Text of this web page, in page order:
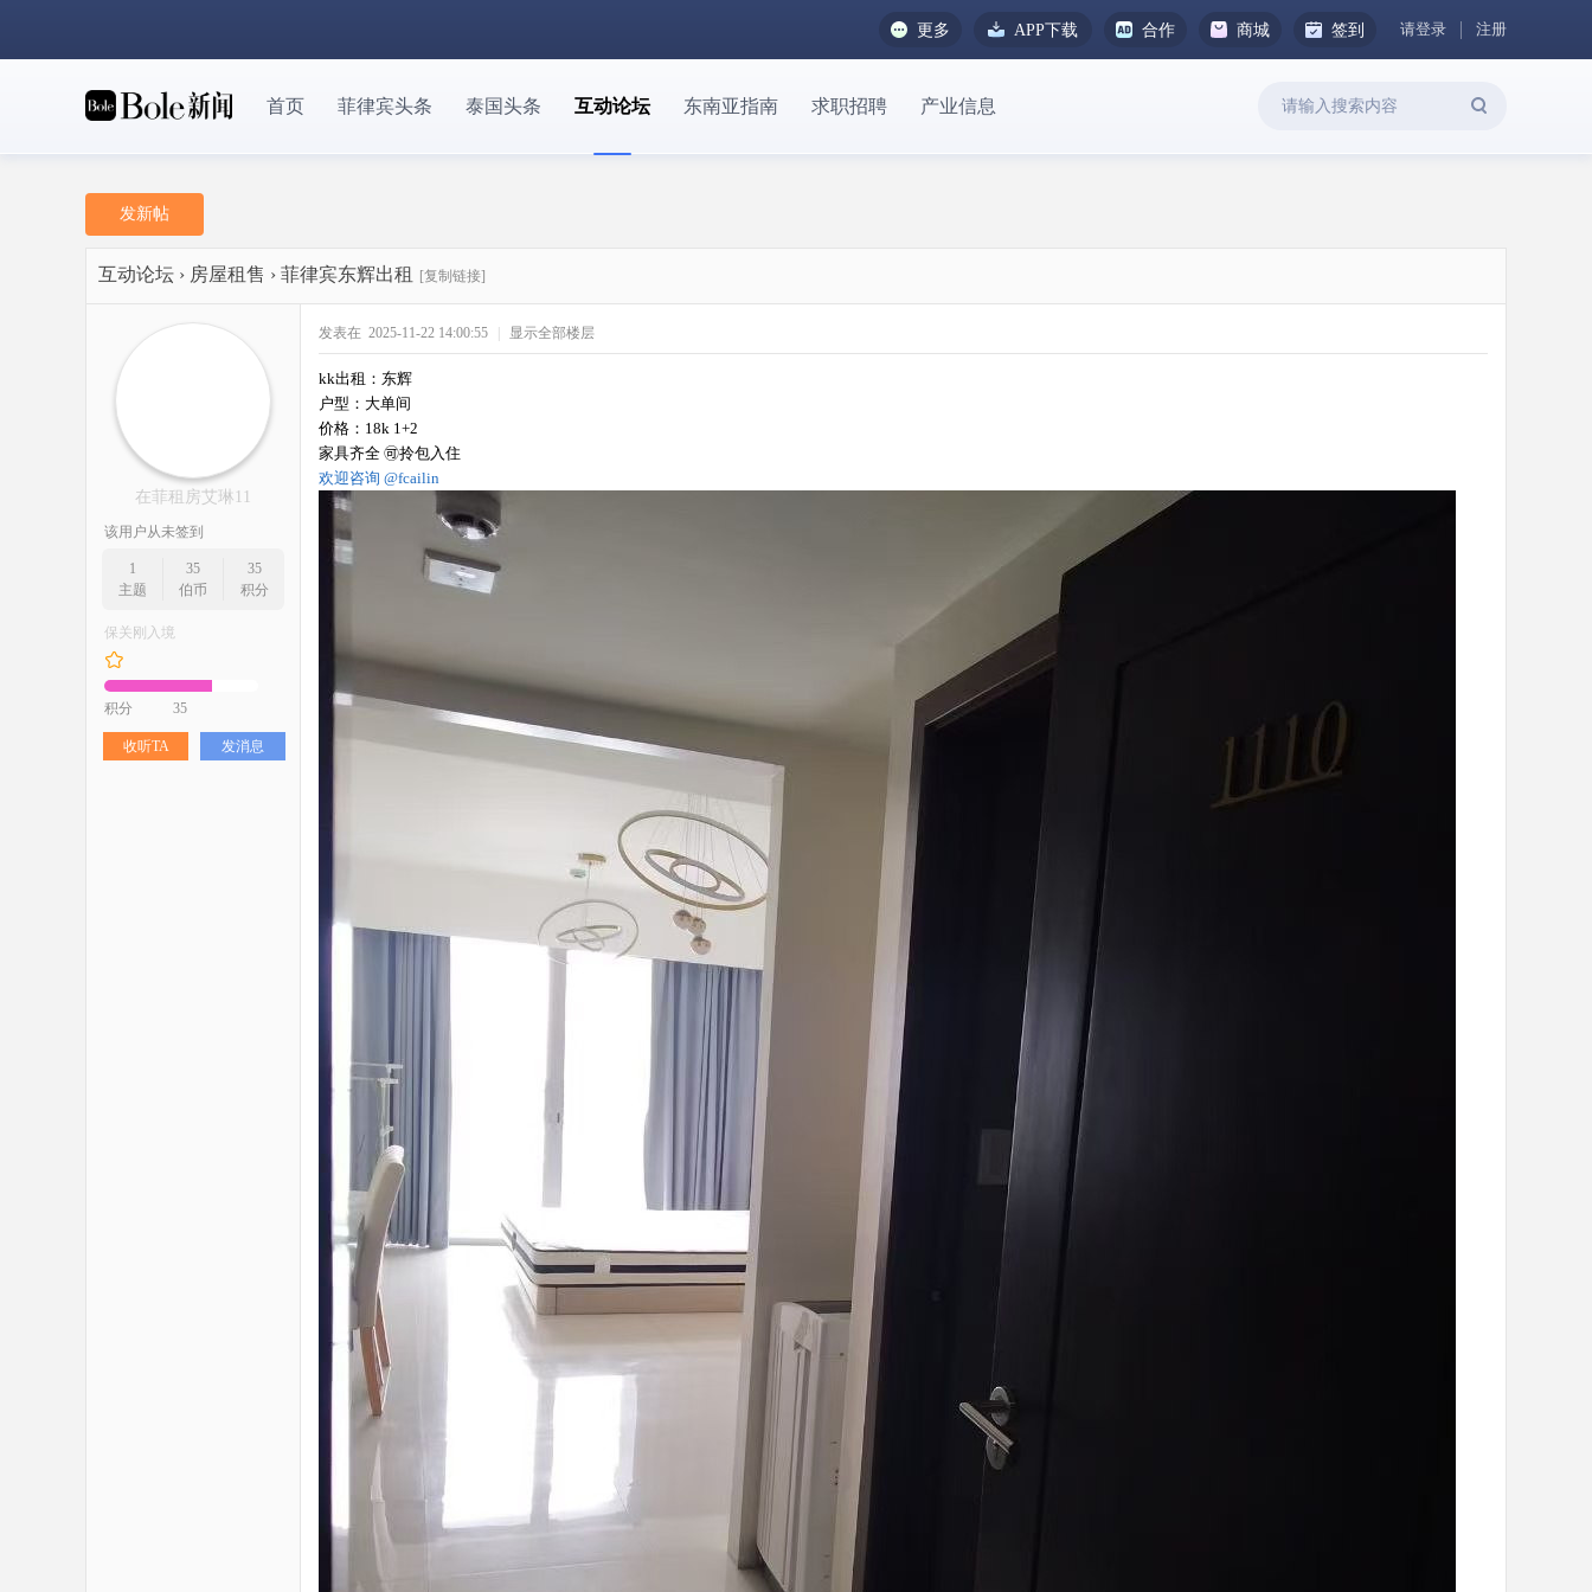
更多 APP下载 合作 商城 签到 请登录 注册
首页 菲律宾头条 泰国头条 互动论坛 东南亚指南 求职招聘 产业信息
发新帖
互动论坛 › 房屋租售 › 菲律宾东辉出租 [复制链接]
在菲租房艾琳11
该用户从未签到
1
主题
35
伯币
35
积分
保关刚入境
积分 35
收听TA 发消息
发表在 2025-11-22 14:00:55 显示全部楼层
kk出租：东辉
户型：大单间
价格：18k 1+2
家具齐全 🉑拎包入住
欢迎咨询 @fcailin